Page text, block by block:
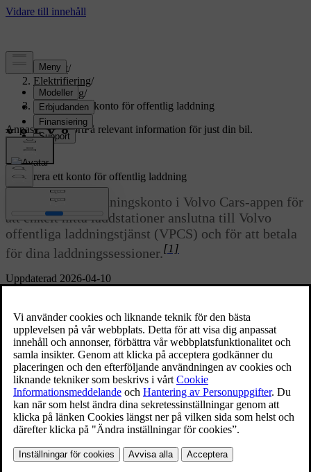
Support/
Elektrifiering/
Laddning/
Registrera ett konto för offentlig laddning
Anpassad supportFå relevant information för just din bil.
Logga in
Uppdaterad 2026-04-10
Registrera ett konto för offentlig laddning
Registrera ett laddningskonto i Volvo Cars-appen för
att enkelt hitta laddstationer anslutna till Volvo
offentliga laddningstjänst (VPCS) och för att betala
för dina laddningssessioner.[1]
Parkoppla Volvo Cars-appen till bilen
Gå till fliken
i mobilappen.
Tryck påUpprätta kontooch följ instruktionerna.
Under registreringen väljer du den prislista som passar dina behov
och du kan även beställa ett laddningskort. För närvarande går det
endast att ha ett kort kopplat till kontot.